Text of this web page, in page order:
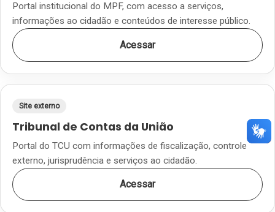
Portal institucional do MPF, com acesso a serviços,
informações ao cidadão e conteúdos de interesse público.
Acessar
Site externo
Tribunal de Contas da União
Portal do TCU com informações de fiscalização, controle
externo, jurisprudência e serviços ao cidadão.
Acessar